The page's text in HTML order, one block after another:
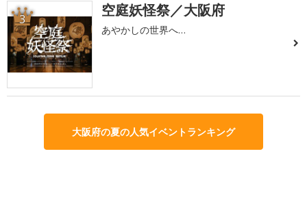
3 空庭妖怪祭／大阪府
あやかしの世界へ…
大阪府の夏の人気イベントランキング